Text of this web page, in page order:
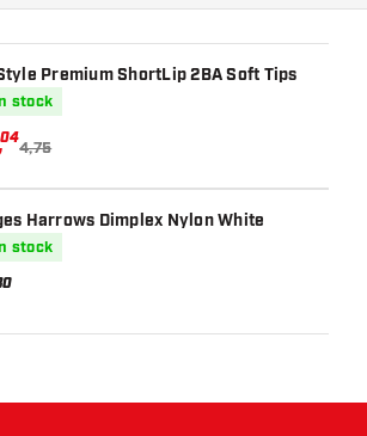
Premium ShortLip 2BA Soft Tips
stock
04
4,75
Harrows Dimplex Nylon White
stock